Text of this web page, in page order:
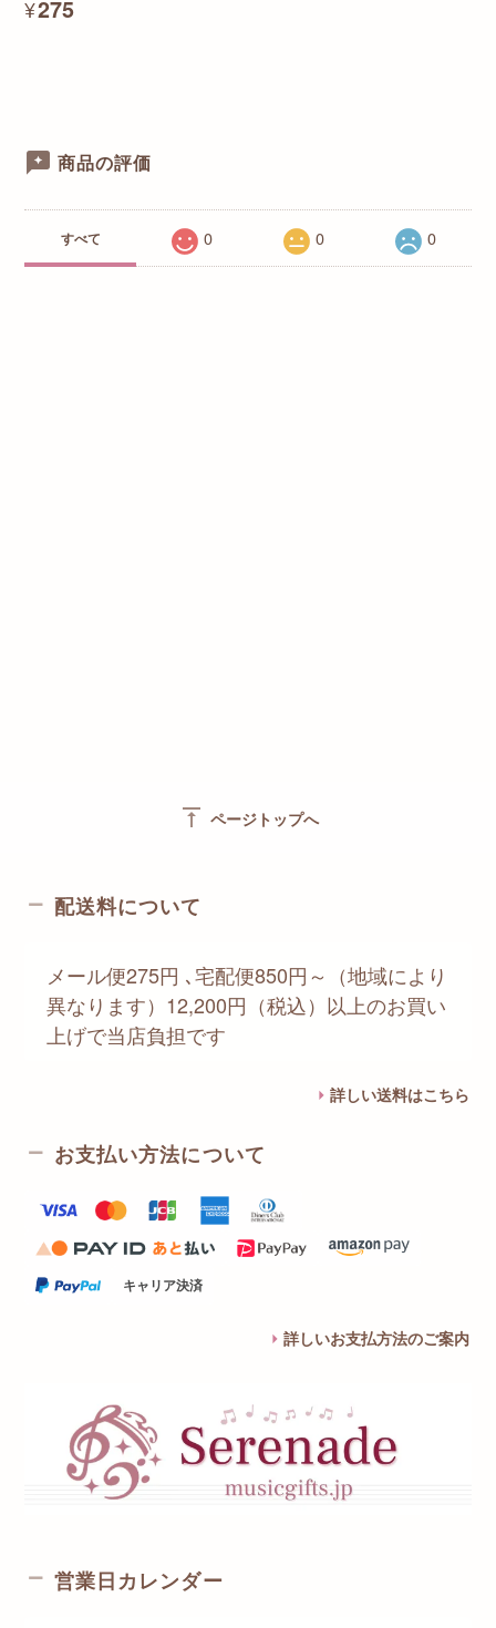
¥275
商品の評価
すべて 0 0 0
vertical_align_top ページトップへ
配送料について
メール便275円 ､宅配便850円～（地域により
異なります）12,200円（税込）以上のお買い
上げで当店負担です
詳しい送料はこちら
お支払い方法について
キャリア決済
詳しいお支払方法のご案内
営業日カレンダー